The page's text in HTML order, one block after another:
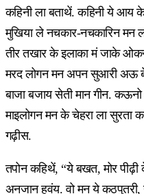
कहिनी ला बताथें. कहिनी ये आय
मुखिया ले नचकार-नचकारिन
तीर तखार के इलाका मं जाके
मरद लोगन मन अपन सुआरी अऊ
बाजा बजाय सेती मान गीन.
माइलोगन मन के चेहरा ला सुरता
गढ़ीस.
तपोन कहिथें, “ये बखत, मोर
अनजान हवंय. वो मन ये कठपुतरी,